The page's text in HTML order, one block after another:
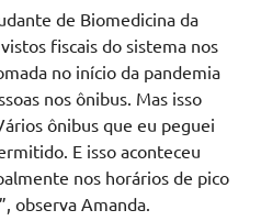
de Biomedicina da
fiscais do sistema nos
no início da pandemia
nos ônibus. Mas isso
ônibus que eu peguei
E isso aconteceu
nos horários de pico
observa Amanda.